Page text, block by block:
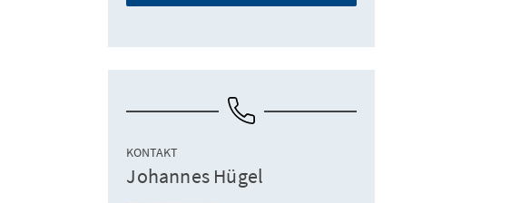
KONTAKT
Johannes Hügel